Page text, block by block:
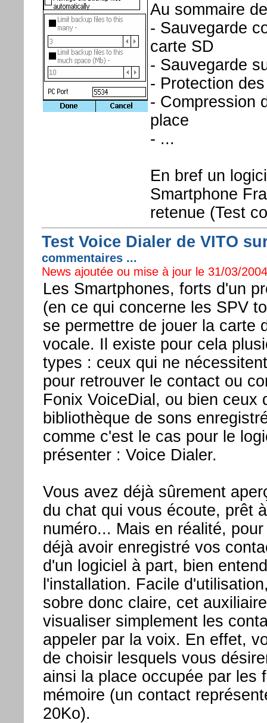
Au sommaire
- Sauvegarde
carte SD
- Sauvegarde
- Protection
- Compression
place
- ...
En bref un
Smartphone
retenue (Test
Test Voice Dialer de VITO
commentaires ...
News ajoutée ou mise à jour le 31/03/
Les Smartphones, forts d'un
(en ce qui concerne les SPV
se permettre de jouer la carte
vocale. Il existe pour cela
types : ceux qui ne
pour retrouver le contact ou
Fonix VoiceDial, ou bien ceux
bibliothèque de sons
comme c'est le cas pour le
présenter : Voice Dialer.
Vous avez déjà sûrement
du chat qui vous écoute, prêt
numéro... Mais en réalité,
déjà avoir enregistré vos
d'un logiciel à part, bien
l'installation. Facile
sobre donc claire, cet
visualiser simplement les
appeler par la voix. En effet,
de choisir lesquels vous
ainsi la place occupée par les
mémoire (un contact
20Ko).